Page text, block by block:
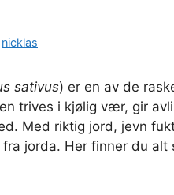
nicklas
sativus) er en av de
trives i kjølig vær, gir
Med riktig jord, jevn
jorda. Her finner du